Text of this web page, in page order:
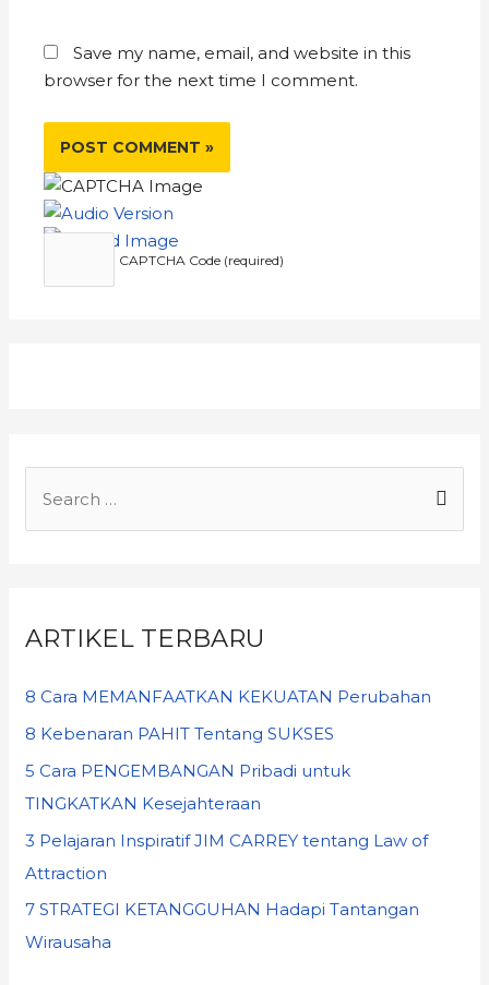
Save my name, email, and website in this
browser for the next time I comment.
CAPTCHA Code (required)
ARTIKEL TERBARU
8 Cara MEMANFAATKAN KEKUATAN Perubahan
8 Kebenaran PAHIT Tentang SUKSES
5 Cara PENGEMBANGAN Pribadi untuk
TINGKATKAN Kesejahteraan
3 Pelajaran Inspiratif JIM CARREY tentang Law of
Attraction
7 STRATEGI KETANGGUHAN Hadapi Tantangan
Wirausaha